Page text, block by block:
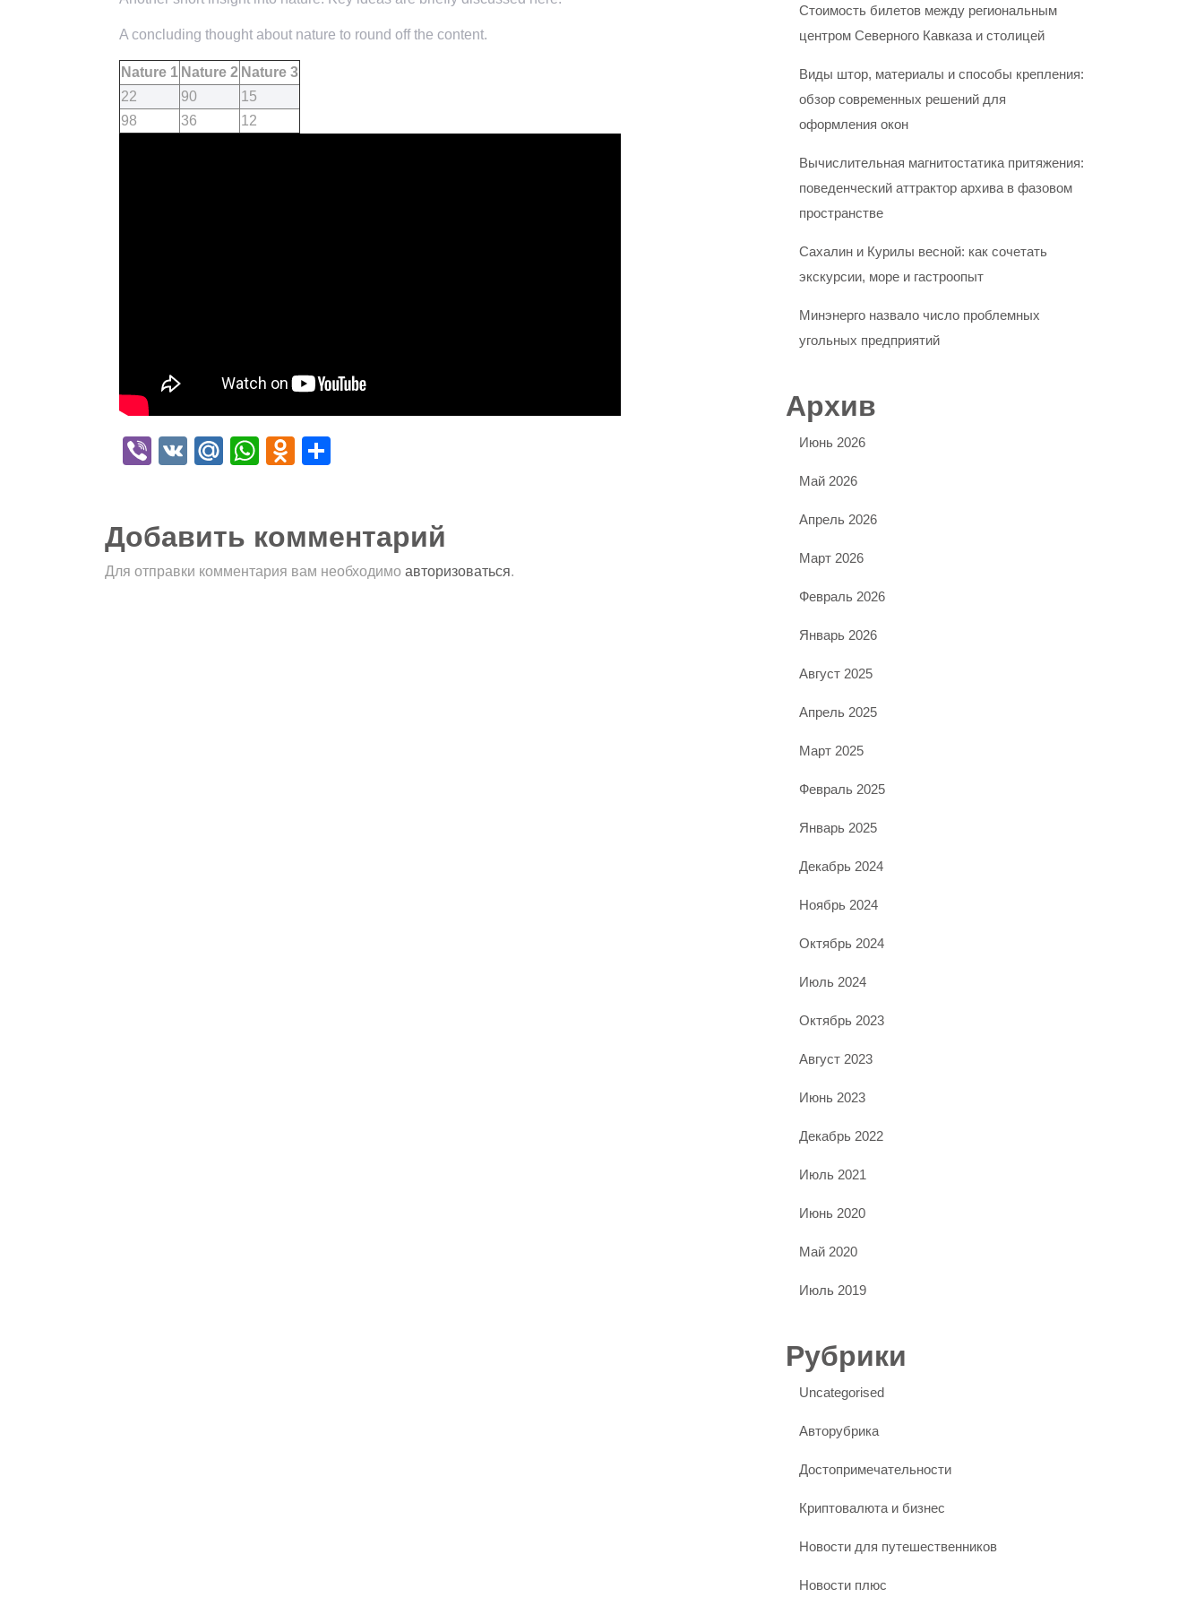
A concluding thought about nature to round off the content.
Nature 1 Nature 2 Nature 3
22
90
15
98
36 12
Viber
VK Mail.Ru
WhatsApp
Odnoklassniki
Добавить комментарий
Для отправки комментария вам необходимо авторизоваться.
Стоимость билетов между региональным
центром Северного Кавказа и столицей
Виды штор, материалы и способы крепления:
обзор современных решений для
оформления окон
Вычислительная магнитостатика притяжения:
поведенческий аттрактор архива в фазовом
пространстве
Сахалин и Курилы весной: как сочетать
экскурсии, море и гастроопыт
Минэнерго назвало число проблемных
угольных предприятий
Архив
Июнь 2026
Май 2026
Апрель 2026
Март 2026
Февраль 2026
Январь 2026
Август 2025
Апрель 2025
Март 2025
Февраль 2025
Январь 2025
Декабрь 2024
Ноябрь 2024
Октябрь 2024
Июль 2024
Октябрь 2023
Август 2023
Июнь 2023
Декабрь 2022
Июль 2021
Июнь 2020
Май 2020
Июль 2019
Рубрики
Uncategorised
Авторубрика
Достопримечательности
Криптовалюта и бизнес
Новости для путешественников
Новости плюс